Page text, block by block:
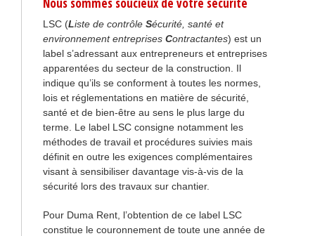
LSC (Liste de contrôle Sécurité, santé et
environnement entreprises Contractantes) est un
label s’adressant aux entrepreneurs et entreprises
apparentées du secteur de la construction. Il
indique qu’ils se conforment à toutes les normes,
lois et réglementations en matière de sécurité,
santé et de bien-être au sens le plus large du
terme. Le label LSC consigne notamment les
méthodes de travail et procédures suivies mais
définit en outre les exigences complémentaires
visant à sensibiliser davantage vis-à-vis de la
sécurité lors des travaux sur chantier.
Pour Duma Rent, l’obtention de ce label LSC
constitue le couronnement de toute une année de